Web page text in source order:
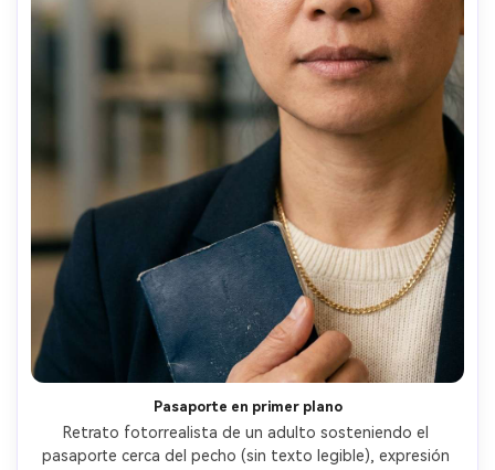
Pasaporte en primer plano
Retrato fotorrealista de un adulto sosteniendo el
pasaporte cerca del pecho (sin texto legible), expresión